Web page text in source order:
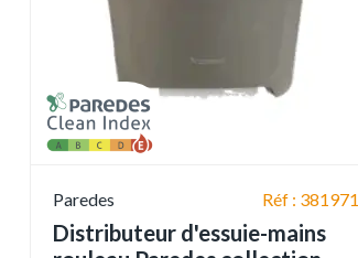
Paredes Réf : 381971
Distributeur d'essuie-mains